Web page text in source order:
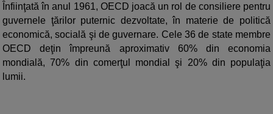
Înfiinţată în anul 1961, OECD joacă un rol de consiliere pentru
guvernele ţărilor puternic dezvoltate, în materie de politică
economică, socială şi de guvernare. Cele 36 de state membre
OECD deţin împreună aproximativ 60% din economia
mondială, 70% din comerţul mondial şi 20% din populaţia
lumii.